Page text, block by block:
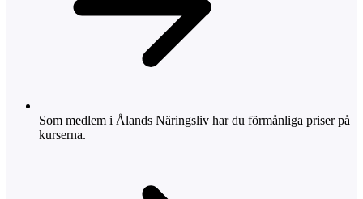
Som medlem i Ålands Näringsliv har du förmånliga priser på
kurserna.